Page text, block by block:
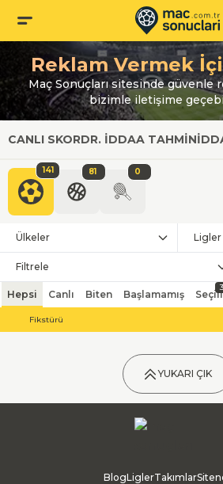
Reklam Vermek
Maç Sonuçları sitesinde güvenle
bizimle iletişime
CANLI SKORDR. İDDAA TAHMIN
141 81 0
Ülkeler Ligler
Filtrele
Hepsi Canlı Biten Başlamamış Seçili
3
Fikstürü
YUKARI ÇIK
BlogLiglerTakımlar